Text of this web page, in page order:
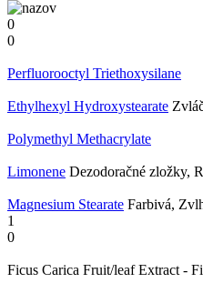
0
0
Perfluorooctyl Triethoxysilane
Ethylhexyl Hydroxystearate
Polymethyl Methacrylate
Limonene Dezodoračné zložky,
Magnesium Stearate Farbivá,
1
0
Ficus Carica Fruit/leaf Extract -